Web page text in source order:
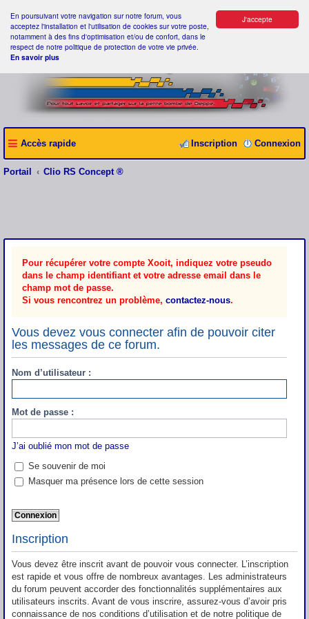
J'accepte
En poursuivant votre navigation sur notre forum, vous
acceptez l'installation et l'utilisation de cookies sur votre poste,
notamment à des fins d'optimisation et/ou de confort, dans le
respect de notre politique de protection de votre vie privée.
En savoir plus
Accès rapide Connexion
Inscription
Portail Clio RS Concept ®
Pour récupérer votre compte Xooit, indiquez votre pseudo
dans le champ identifiant et votre adresse email dans le
champ mot de passe.
Si vous rencontrez un problème, contactez-nous.
Vous devez vous connecter afin de pouvoir citer
les messages de ce forum.
Nom d’utilisateur :
Mot de passe :
J’ai oublié mon mot de passe
Se souvenir de moi
Masquer ma présence lors de cette session
Inscription
Vous devez être inscrit avant de pouvoir vous connecter. L’inscription
est rapide et vous offre de nombreux avantages. Les administrateurs
du forum peuvent accorder des fonctionnalités supplémentaires aux
utilisateurs inscrits. Avant de vous inscrire, assurez-vous d’avoir pris
connaissance de nos conditions d’utilisation et de notre politique de